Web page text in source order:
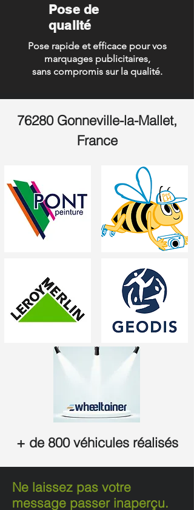
Pose de
qualité
Pose rapide et efficace pour vos
marquages publicitaires,
sans compromis sur la qualité.
76280 Gonneville-la-Mallet,
France
+ de 800 véhicules réalisés
Ne laissez pas votre
message passer inaperçu.